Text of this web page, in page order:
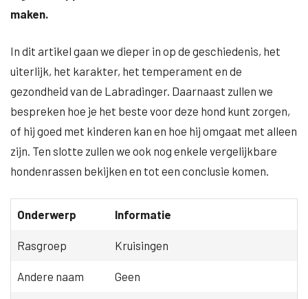
maken.
In dit artikel gaan we dieper in op de geschiedenis, het
uiterlijk, het karakter, het temperament en de
gezondheid van de Labradinger. Daarnaast zullen we
bespreken hoe je het beste voor deze hond kunt zorgen,
of hij goed met kinderen kan en hoe hij omgaat met alleen
zijn. Ten slotte zullen we ook nog enkele vergelijkbare
hondenrassen bekijken en tot een conclusie komen.
Onderwerp Informatie
Rasgroep Kruisingen
Andere naam Geen